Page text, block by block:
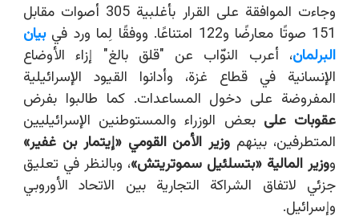
وجاءت الموافقة على القرار بأغلبية 305 أصوات مقابل
151 صوتًا معارضًا و122 امتناعًا. ووفقًا لِما ورد في
بيان
البرلمان، أعرب النوّاب عن "قلق بالغ" إزاء الأوضاع
الإنسانية في قطاع غزة، وأدانوا القيود الإسرائيلية
المفروضة على دخول المساعدات. كما طالبوا بفرض
عقوبات على بعض الوزراء والمستوطنين الإسرائيليين
المتطرفين، بينهم وزير الأمن القومي «إيتمار بن غفير»
ووزير المالية «بتسلئيل سموتريتش»، وبالنظر في تعليق
جزئي لاتفاق الشراكة التجارية بين الاتحاد الأوروبي
وإسرائيل.